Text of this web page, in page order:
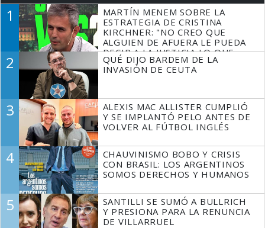
1
MARTÍN MENEM SOBRE LA
ESTRATEGIA DE CRISTINA
KIRCHNER: "NO CREO QUE
ALGUIEN DE AFUERA LE PUEDA
DECIR A LA JUSTICIA LO QUE
TIENE QUE HACER"
2
QUÉ DIJO BARDEM DE LA
INVASIÓN DE CEUTA
3
ALEXIS MAC ALLISTER CUMPLIÓ
Y SE IMPLANTÓ PELO ANTES DE
VOLVER AL FÚTBOL INGLÉS
4
CHAUVINISMO BOBO Y CRISIS
CON BRASIL: LOS ARGENTINOS
SOMOS DERECHOS Y HUMANOS
5
SANTILLI SE SUMÓ A BULLRICH
Y PRESIONA PARA LA RENUNCIA
DE VILLARRUEL